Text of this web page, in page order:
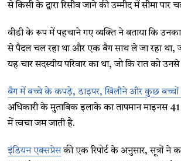
से किसी के द्वारा रिसीव जाने की उम्मीद में सीमा पार
वीडी के रूप में पहचाने गए व्यक्ति ने बताया कि उनका
से पैदल चल रहा था और एक बैग साथ ले जा रहा था,
यह चार सदस्यीय परिवार का था, जो कि रात को
बैग में बच्चे के कपड़े, डाइपर, खिलौने और कुछ बच्चों
अधिकारी के मुताबिक इलाके का तापमान माइनस 41
में त्वचा जम जाती है.
इंडियन एक्सप्रेसकी एक रिपोर्ट के अनुसार, सूत्रों ने